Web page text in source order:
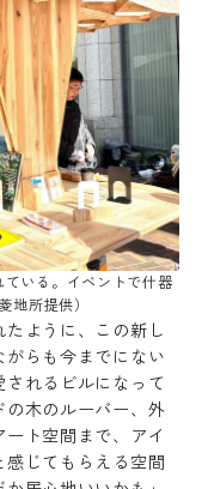
いる。イベントで什器
地所提供）
ように、この新し
らも今までにない
れるビルになって
木のルーバー、外
ト空間まで、アイ
じてもらえる空間